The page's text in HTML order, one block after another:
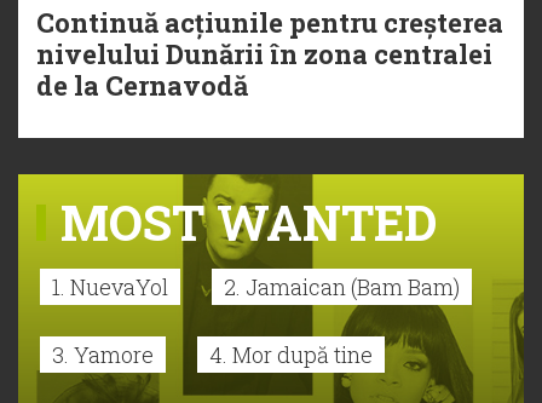
Continuă acțiunile pentru creșterea
nivelului Dunării în zona centralei
de la Cernavodă
MOST WANTED
1. NuevaYol 2. Jamaican (Bam Bam)
3. Yamore 4. Mor după tine